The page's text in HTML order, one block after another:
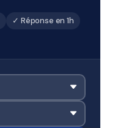
✓ Réponse en 1h